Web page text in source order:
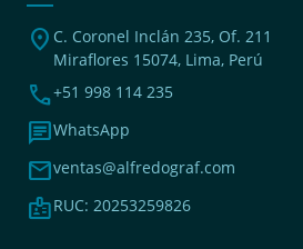
location_on C. Coronel Inclán 235, Of. 211
Miraflores 15074, Lima, Perú
phone+51 998 114 235
chatWhatsApp
mailventas@alfredograf.com
badgeRUC: 20253259826